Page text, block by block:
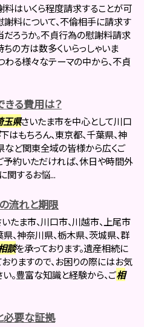
料はいくら程度請求することが可
謝料について、不倫相手に請求す
だろうか。不貞行為の慰謝料請求
ちの方は数多くいらっしゃいま
わる様々なテーマの中から、不貞
る費用は？
玉県さいたま市を中心として川口
下はもちろん、東京都、千葉県、神
など関東全域の皆様から広くご
予約いただければ、休日や時間外
関するお悩...
流れと期限
たま市、川口市、川越市、上尾市
県、神奈川県、栃木県、茨城県、群
談を承っております。遺産相続に
りますので、お困りの際にはお気
い。豊富な知識と経験から、ご相
必要な証拠